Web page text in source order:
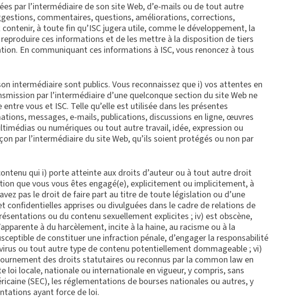
par l’intermédiaire de son site Web, d’e-mails ou de tout autre
commentaires, questions, améliorations, corrections,
à toute fin qu’ISC jugera utile, comme le développement, la
ces informations et de les mettre à la disposition de tiers
En communiquant ces informations à ISC, vous renoncez à tous
intermédiaire sont publics. Vous reconnaissez que i) vos attentes en
par l’intermédiaire d’une quelconque section du site Web ne
vous et ISC. Telle qu’elle est utilisée dans les présentes
messages, e-mails, publications, discussions en ligne, œuvres
ou numériques ou tout autre travail, idée, expression ou
par l’intermédiaire du site Web, qu’ils soient protégés ou non par
qui i) porte atteinte aux droits d’auteur ou à tout autre droit
que vous vous êtes engagé(e), explicitement ou implicitement, à
pas le droit de faire part au titre de toute législation ou d’une
apprises ou divulguées dans le cadre de relations de
ou du contenu sexuellement explicites ; iv) est obscène,
à du harcèlement, incite à la haine, au racisme ou à la
de constituer une infraction pénale, d’engager la responsabilité
ou tout autre type de contenu potentiellement dommageable ; vi)
des droits statutaires ou reconnus par la common law en
locale, nationale ou internationale en vigueur, y compris, sans
(SEC), les réglementations de bourses nationales ou autres, y
ayant force de loi.